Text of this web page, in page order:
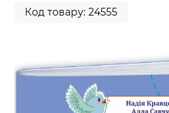
Код товару: 24555